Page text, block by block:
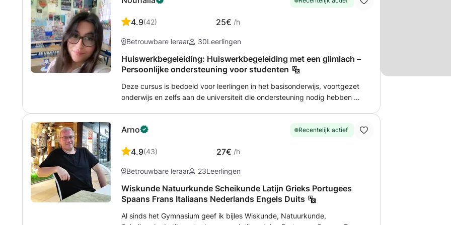
4.9(42) 25€ /h
Betrouwbare leraar 30Leerlingen
Huiswerkbegeleiding: Huiswerkbegeleiding met een glimlach –
Persoonlijke ondersteuning voor studenten
Deze cursus is bedoeld voor leerlingen in het basisonderwijs, voortgezet
onderwijs en zelfs aan de universiteit die ondersteuning nodig hebben bij
vriendelijke en ondersteunende omgeving om studenten te helpen:
versterken Ontwikkel effectieve studiegewoonten Vertrouwen opbouwen
(talen, geesteswetenschappen, etc.), afhankelijk van het niveau. 💡 Mijn
doel: ervoor zorgen dat leerlingen zich nooit meer alleen voelen met hun
huiswerk en dat ze weer plezier krijgen in leren. Afhankelijk van uw
contact met ons op om uw specifieke behoeften of die van uw kind te
Arno Recentelijk actief
4.9(43) 27€ /h
Betrouwbare leraar 23Leerlingen
Wiskunde Natuurkunde Scheikunde Latijn Grieks Portugees
Spaans Frans Italiaans Nederlands Engels Duits
Al sinds het Gymnasium geef ik bijles Wiskunde, Natuurkunde,